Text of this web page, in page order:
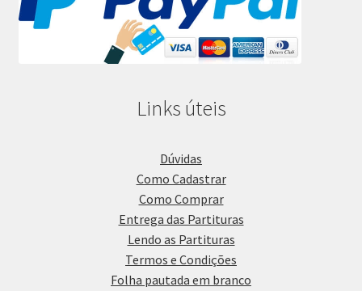
Links úteis
Dúvidas
Como Cadastrar
Como Comprar
Entrega das Partituras
Lendo as Partituras
Termos e Condições
Folha pautada em branco